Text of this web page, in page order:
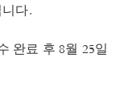
다.
완료 후 8월 25일